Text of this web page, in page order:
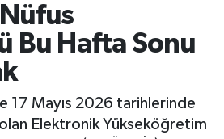
Bu Hafta Sonu
17 Mayıs 2026 tarihlerinde
Elektronik Yükseköğretim